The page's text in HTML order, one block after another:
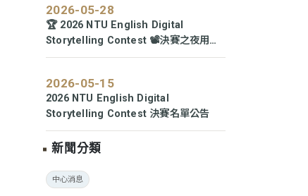
2026-05-28
🏆 2026 NTU English Digital
Storytelling Contest 📽️決賽之夜用故
事點亮舞台！
2026-05-15
2026 NTU English Digital
Storytelling Contest 決賽名單公告
新聞分類
中心消息